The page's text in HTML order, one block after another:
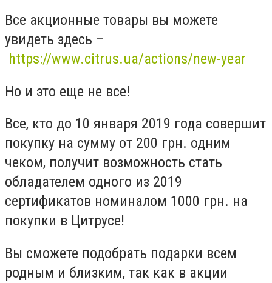
Все акционные товары вы можете
увидеть здесь –
https://www.citrus.ua/actions/new-year
Но и это еще не все!
Все, кто до 10 января 2019 года совершит
покупку на сумму от 200 грн. одним
чеком, получит возможность стать
обладателем одного из 2019
сертификатов номиналом 1000 грн. на
покупки в Цитрусе!
Вы сможете подобрать подарки всем
родным и близким, так как в акции